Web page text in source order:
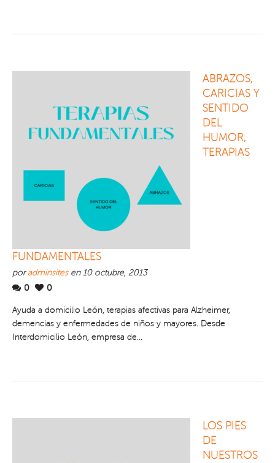
ABRAZOS,
CARICIAS Y
SENTIDO
DEL
HUMOR,
TERAPIAS
FUNDAMENTALES
poradminsitesen 10 octubre, 2013
0
0
Ayuda a domicilio León, terapias afectivas para Alzheimer,
demencias y enfermedades de niños y mayores. Desde
Interdomicilio León, empresa de...
LOS PIES
DE
NUESTROS